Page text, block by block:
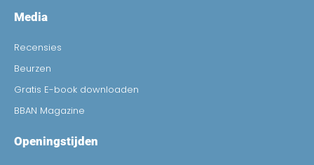
Media
Recensies
Beurzen
Gratis E-book downloaden
BBAN Magazine
Openingstijden